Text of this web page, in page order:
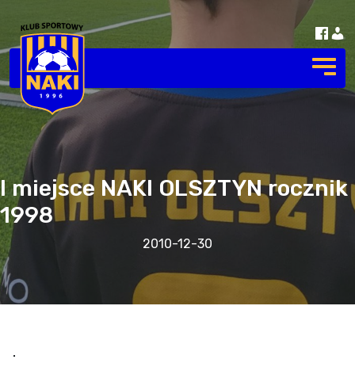
I miejsce NAKI OLSZTYN rocznik
1998
2010-12-30